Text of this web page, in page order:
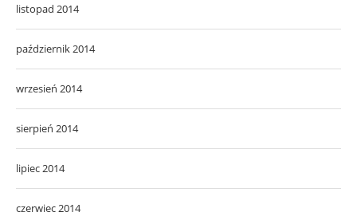
listopad 2014
październik 2014
wrzesień 2014
sierpień 2014
lipiec 2014
czerwiec 2014